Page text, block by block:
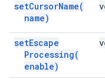
setCursorName(
name)
setEscape
Processing(
enable)